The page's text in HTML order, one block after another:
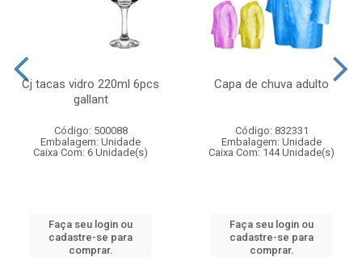
Cj tacas vidro 220ml 6pcs
gallant
Código: 500088
Embalagem: Unidade
Caixa Com: 6 Unidade(s)
Faça seu login ou
cadastre-se para
comprar.
Capa de chuva adulto
Código: 832331
Embalagem: Unidade
Caixa Com: 144 Unidade(s)
Faça seu login ou
cadastre-se para
comprar.